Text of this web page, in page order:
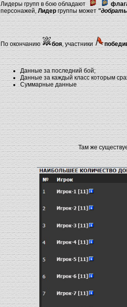
Лидеры групп в бою обладают
персонажей, Лидер группы может
По окончанию боя, участники
Данные за последний бой;
Данные за каждый класс которым
Суммарные данные
Там же